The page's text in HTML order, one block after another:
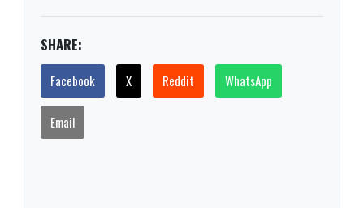
SHARE:
Facebook X Reddit WhatsApp
Email